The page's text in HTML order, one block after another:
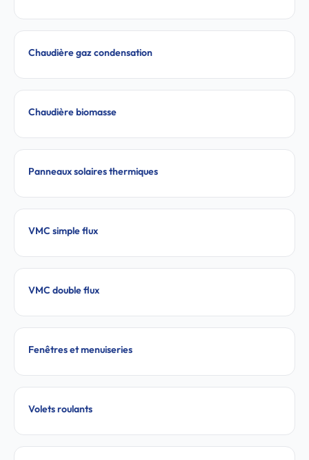
Chaudière gaz condensation
Chaudière biomasse
Panneaux solaires thermiques
VMC simple flux
VMC double flux
Fenêtres et menuiseries
Volets roulants